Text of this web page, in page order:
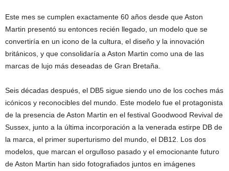
Este mes se cumplen exactamente 60 años desde que Aston
Martin presentó su entonces recién llegado, un modelo que se
convertiría en un icono de la cultura, el diseño y la innovación
británicos, y que consolidaría a Aston Martin como una de las
marcas de lujo más deseadas de Gran Bretaña.
Seis décadas después, el DB5 sigue siendo uno de los coches más
icónicos y reconocibles del mundo. Este modelo fue el protagonista
de la presencia de Aston Martin en el festival Goodwood Revival de
Sussex, junto a la última incorporación a la venerada estirpe DB de
la marca, el primer superturismo del mundo, el DB12. Los dos
modelos, que marcan el orgulloso pasado y el emocionante futuro
de Aston Martin han sido fotografiados juntos en imágenes